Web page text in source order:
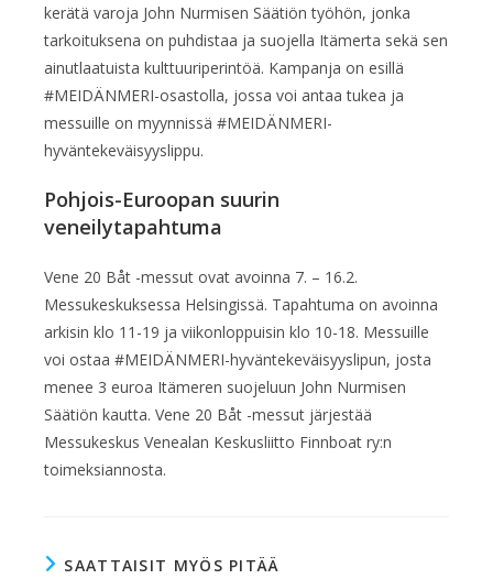
kerätä varoja John Nurmisen Säätiön työhön, jonka
tarkoituksena on puhdistaa ja suojella Itämerta sekä sen
ainutlaatuista kulttuuriperintöä. Kampanja on esillä
#MEIDÄNMERI-osastolla, jossa voi antaa tukea ja
messuille on myynnissä #MEIDÄNMERI-
hyväntekeväisyyslippu.
Pohjois-Euroopan suurin
veneilytapahtuma
Vene 20 Båt -messut ovat avoinna 7. – 16.2.
Messukeskuksessa Helsingissä. Tapahtuma on avoinna
arkisin klo 11-19 ja viikonloppuisin klo 10-18. Messuille
voi ostaa #MEIDÄNMERI-hyväntekeväisyyslipun, josta
menee 3 euroa Itämeren suojeluun John Nurmisen
Säätiön kautta. Vene 20 Båt -messut järjestää
Messukeskus Venealan Keskusliitto Finnboat ry:n
toimeksiannosta.
SAATTAISIT MYÖS PITÄÄ